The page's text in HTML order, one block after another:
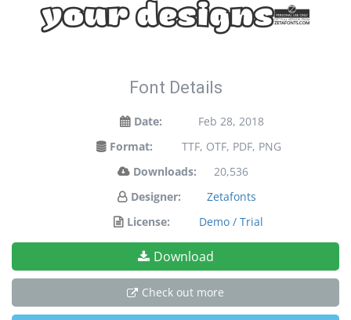
your designs!
Font Details
Date:
Feb 28, 2018
Format:
TTF, OTF, PDF, PNG
Downloads:
20,536
Designer:
Zetafonts
License:
Demo / Trial
Download
Check out more